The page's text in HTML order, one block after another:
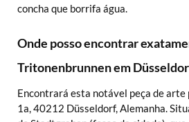
concha que borrifa água.
Onde posso encontrar
Tritonenbrunnen em
Encontrará esta notável peça de arte
1a, 40212 Düsseldorf, Alemanha.